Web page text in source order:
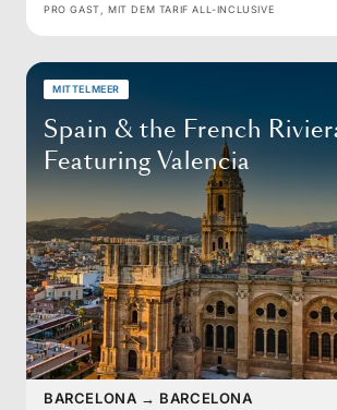
PRO GAST, MIT DEM TARIF ALL-INCLUSIVE
MITTELMEER
Spain & the French
Featuring Valencia
BARCELONA → BARCELONA